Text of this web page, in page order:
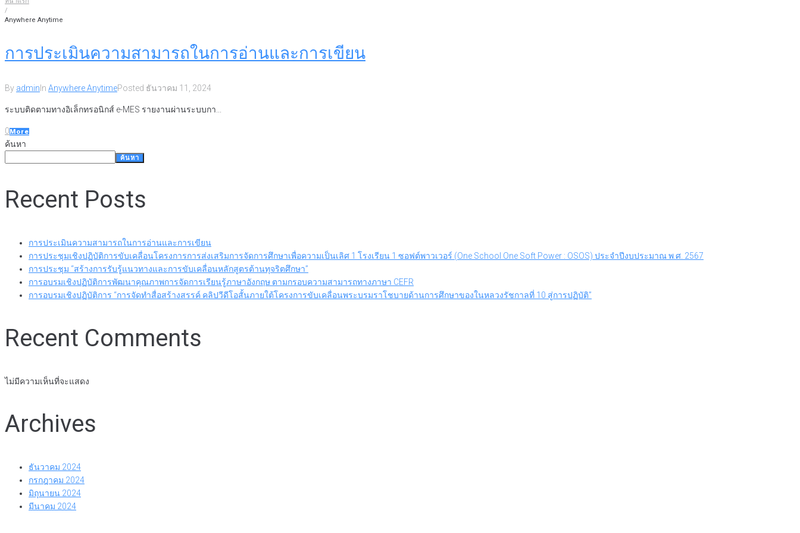
/
Anywhere Anytime
การประเมินความสามารถในการอ่านและการเขียน
By admin In Anywhere AnytimePosted ธันวาคม 11, 2024
ระบบติดตามทางอิเล็กทรอนิกส์ e-MES รายงานผ่านระบบกา...
0More
ค้นหา
ค้นหา
Recent Posts
การประเมินความสามารถในการอ่านและการเขียน
การประชุมเชิงปฏิบัติการขับเคลื่อนโครงการการส่งเสริมการจัดการศึกษาเพื่อความเป็นเลิศ 1 โรงเรียน 1 ซอฟต์พาวเวอร์ (One School One Soft Power : OSOS) ประจำปีงบประมาณ พ.ศ. 2567
การประชุม “สร้างการรับรู้แนวทางและการขับเคลื่อนหลักสูตรต้านทุจริตศึกษา”
การอบรมเชิงปฏิบัติการพัฒนาคุณภาพการจัดการเรียนรู้ภาษาอังกฤษ ตามกรอบความสามารถทางภาษา CEFR
การอบรมเชิงปฏิบัติการ “การจัดทำสื่อสร้างสรรค์ คลิปวีดีโอสั้นภายใต้โครงการขับเคลื่อนพระบรมราโชบายด้านการศึกษาของในหลวงรัชกาลที่ 10 สู่การปฏิบัติ”
Recent Comments
ไม่มีความเห็นที่จะแสดง
Archives
ธันวาคม 2024
กรกฎาคม 2024
มิถุนายน 2024
มีนาคม 2024